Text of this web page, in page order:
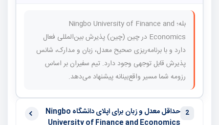
بله؛ Ningbo University of Finance and
Economics در چین (چین) پذیرش بین‌المللی فعال
دارد و با برنامه‌ریزی صحیح معدل، زبان و مدارک، شانس
پذیرش قابل توجهی وجود دارد. تیم سفیران بر اساس
رزومه شما مسیر واقع‌بینانه پیشنهاد می‌دهد.
2
حداقل معدل و زبان برای اپلای دانشگاه Ningbo